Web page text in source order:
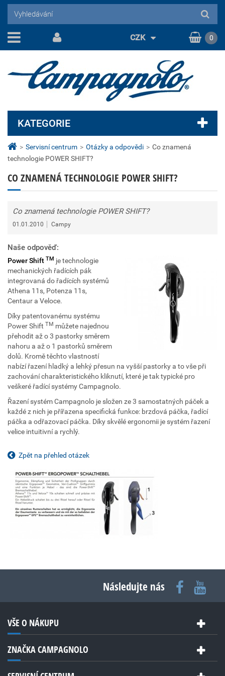
> Servisní centrum > Otázky a odpovědi > Co znamená
technologie POWER SHIFT?
CO ZNAMENÁ TECHNOLOGIE POWER SHIFT?
Co znamená technologie POWER SHIFT?
01.01.2010 Campy
Naše odpověď:
Power Shift TM je technologie
mechanických řadících pák
integrovaná do řadících systémů
Athena 11s, Potenza 11s,
Centaur a Veloce.
Díky patentovanému systému
Power Shift TM můžete najednou
přehodit až o 3 pastorky směrem
nahoru a až o 1 pastorků směrem
dolů. Kromě těchto vlastností
nabízí řazení hladký a lehký přesun na vyšší pastorky a to vše při
zachování charakteristického kliknutí, které je tak typické pro
veškeré řadící systémy Campagnolo.
Řazení systém Campagnolo je složen ze 3 samostatných páček a
každé z nich je přířazena specifická funkce: brzdová páčka, řadící
páčka a odřazovací páčka. Díky skvělé ergonomii je systém řazení
velice intuitivní a rychlý.
Zpět na přehled otázek
KATEGORIE
CZK 0
Následujte nás
VŠE O NÁKUPU
ZNAČKA CAMPAGNOLO